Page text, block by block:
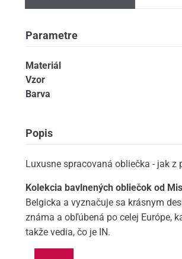
Parametre
Materiál
Vzor
Barva
Popis
Luxusne spracovaná obliečka - jak
Kolekcia bavlnených obliečok od
Belgicka a vyznačuje sa krásnym
známa a obľúbená po celej Európe,
takže vedia, čo je IN.